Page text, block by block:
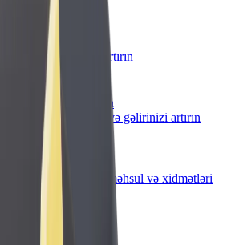
əlavə edin
edin və satışları artırın
qeydiyyatdan keçin
platformasına qoşun və gəlirinizi artırın
Bolt məhsul və xidmətləri